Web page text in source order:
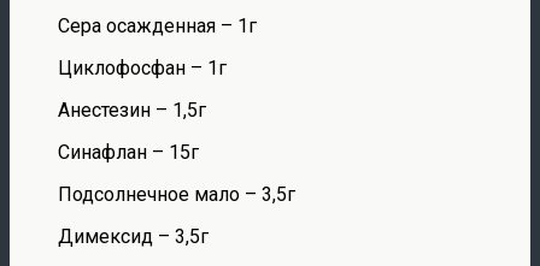
Сера осажденная – 1г
Циклофосфан – 1г
Анестезин – 1,5г
Синафлан – 15г
Подсолнечное мало – 3,5г
Димексид – 3,5г